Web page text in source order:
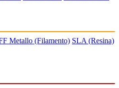
Metallo (Filamento) SLA (Resina)